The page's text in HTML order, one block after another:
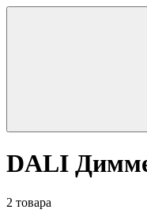
DALI
2 товара